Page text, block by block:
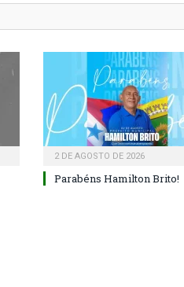
2 DE AGOSTO DE 2026
Parabéns Hamilton Brito!